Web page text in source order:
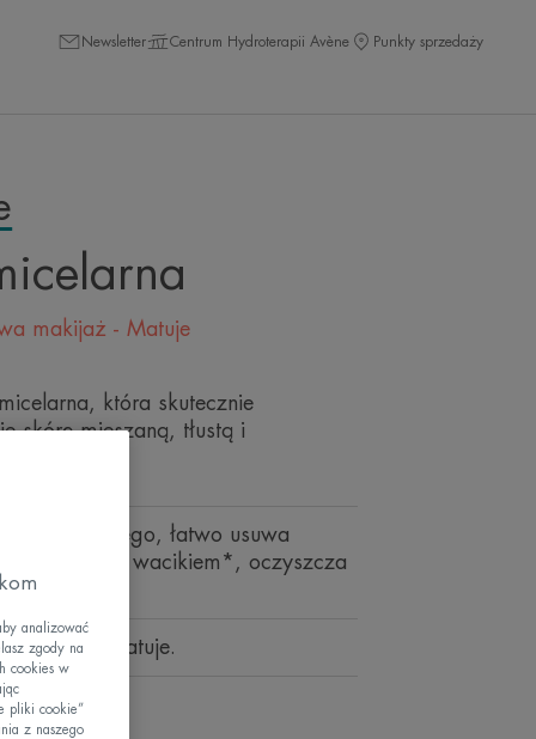
Newsletter Centrum Hydroterapii Avène Punkty sprzedaży
makijaż - Matuje
która skutecznie
skórę mieszaną, tłustą i
naturalnego, łatwo usuwa
pierwszym wacikiem*, oczyszcza
matuje.
analizować
zgody na
cookies w
pliki cookie”
z naszego